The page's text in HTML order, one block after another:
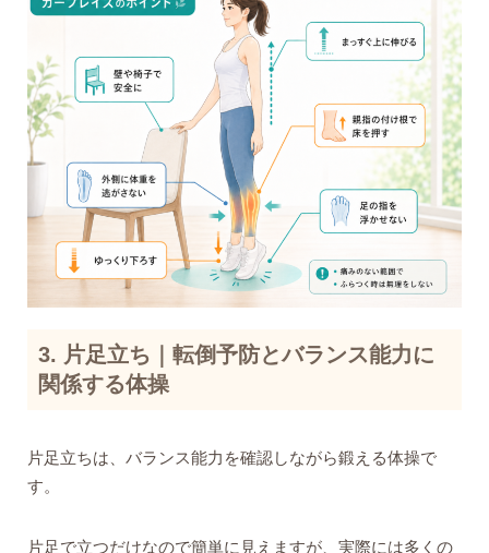
3. 片足立ち｜転倒予防とバランス能力に
関係する体操
片足立ちは、バランス能力を確認しながら鍛える体操で
す。
片足で立つだけなので簡単に見えますが、実際には多くの